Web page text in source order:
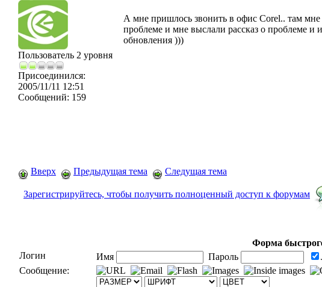
Пользователь 2 уровня
Присоединился:
2005/11/11 12:51
Сообщений: 159
А мне пришлось звонить в офис Corel.. там
проблеме и мне выслали рассказ о проблеме и
обновления )))
Вверх Предыдущая тема Следущая тема
Зарегистрируйтесь, чтобы получить полноценный доступ к форумам
Форма
Логин
Имя Пароль
Сообщение: